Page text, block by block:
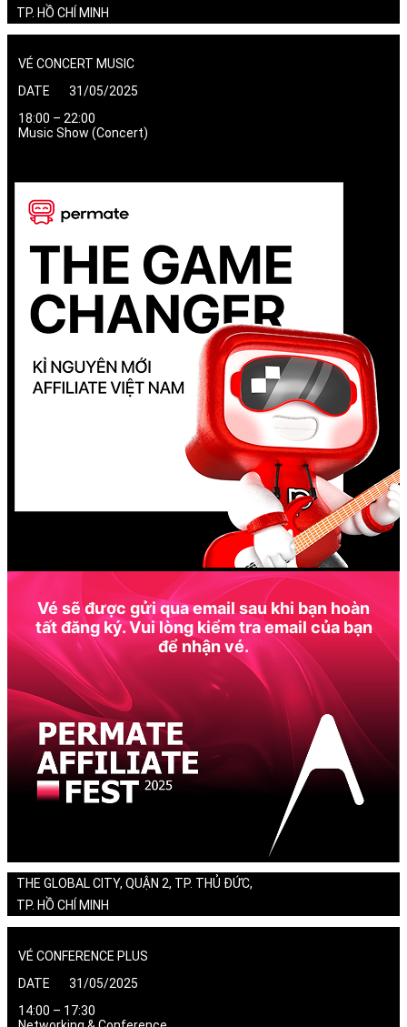
TP. HỒ CHÍ MINH
VÉ CONCERT MUSIC
DATE 31/05/2025
18:00 – 22:00
Music Show (Concert)
Vé sẽ được gửi qua email sau khi bạn hoàn
tất đăng ký. Vui lòng kiểm tra email của bạn
để nhận vé.
THE GLOBAL CITY, QUẬN 2, TP. THỦ ĐỨC,
TP. HỒ CHÍ MINH
VÉ CONFERENCE PLUS
DATE 31/05/2025
14:00 – 17:30